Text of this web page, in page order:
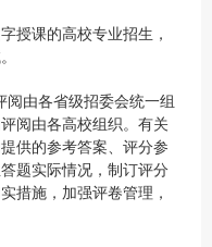
课的高校专业招生，
由各省级招委会统一组
阅由各高校组织。有关
供的参考答案、评分参
题实际情况，制订评分
措施，加强评卷管理，